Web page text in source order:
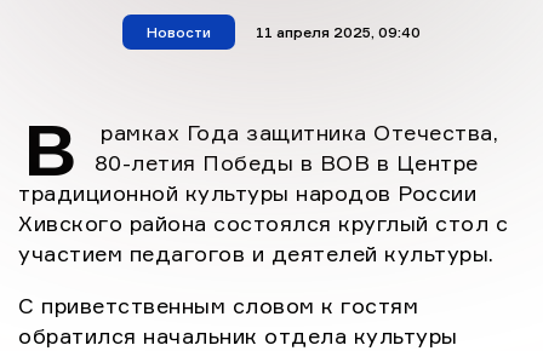
Казбек Казиев и председатель районного Совета
Отечественной войны и специальной […]
Новости материал опубликован
11 апреля 2025, 09:40
В
рамках Года защитника Отечества,
80-летия Победы в ВОВ в Центре
традиционной культуры народов России
Хивского района состоялся круглый стол с
участием педагогов и деятелей культуры.
С приветственным словом к гостям
обратился начальник отдела культуры